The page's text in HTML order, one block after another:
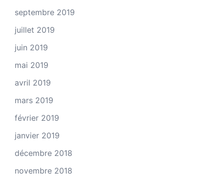
septembre 2019
juillet 2019
juin 2019
mai 2019
avril 2019
mars 2019
février 2019
janvier 2019
décembre 2018
novembre 2018